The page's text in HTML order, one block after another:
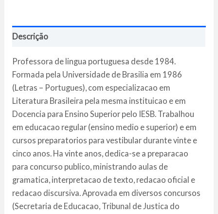
Descrição
Professora de lingua portuguesa desde 1984.
Formada pela Universidade de Brasilia em 1986
(Letras – Portugues), com especializacao em
Literatura Brasileira pela mesma instituicao e em
Docencia para Ensino Superior pelo IESB. Trabalhou
em educacao regular (ensino medio e superior) e em
cursos preparatorios para vestibular durante vinte e
cinco anos. Ha vinte anos, dedica-se a preparacao
para concurso publico, ministrando aulas de
gramatica, interpretacao de texto, redacao oficial e
redacao discursiva. Aprovada em diversos concursos
(Secretaria de Educacao, Tribunal de Justica do